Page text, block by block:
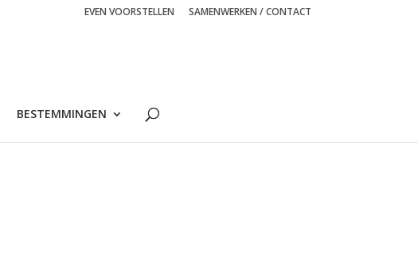
EVEN VOORSTELLEN SAMENWERKEN / CONTACT
BESTEMMINGEN